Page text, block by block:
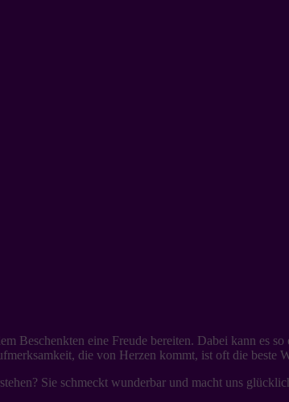
Beschenkten eine Freude bereiten. Dabei kann es
die von Herzen kommt, ist oft die beste
Sie schmeckt wunderbar und macht uns